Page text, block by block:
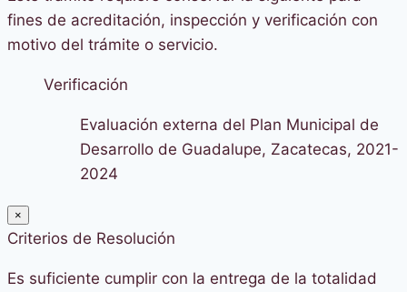
fines de acreditación, inspección y verificación con
motivo del trámite o servicio.
Verificación
Evaluación externa del Plan Municipal de
Desarrollo de Guadalupe, Zacatecas, 2021-
2024
×
Criterios de Resolución
Es suficiente cumplir con la entrega de la totalidad